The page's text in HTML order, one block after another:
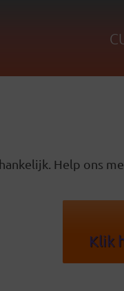
Help ons
Klik